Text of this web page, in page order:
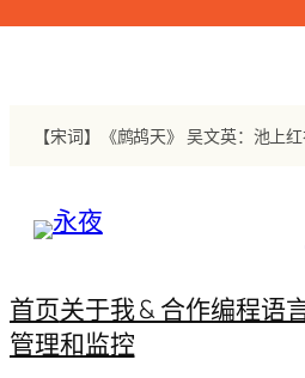
跳
首页关于我 & 合作编程语
管理和监控